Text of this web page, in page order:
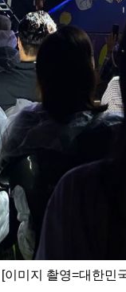
[이미지 촬영=대한민